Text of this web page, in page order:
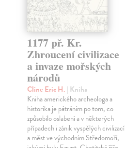
1177 př. Kr.
Zhroucení civilizace
a invaze mořských
národů
Cline Eric H. | Kniha
Kniha amerického archeologa a
historika je pátráním po tom, co
způsobilo oslabení a v některých
případech i zánik vyspělých civilizací
a měst ve východním Středomoří,